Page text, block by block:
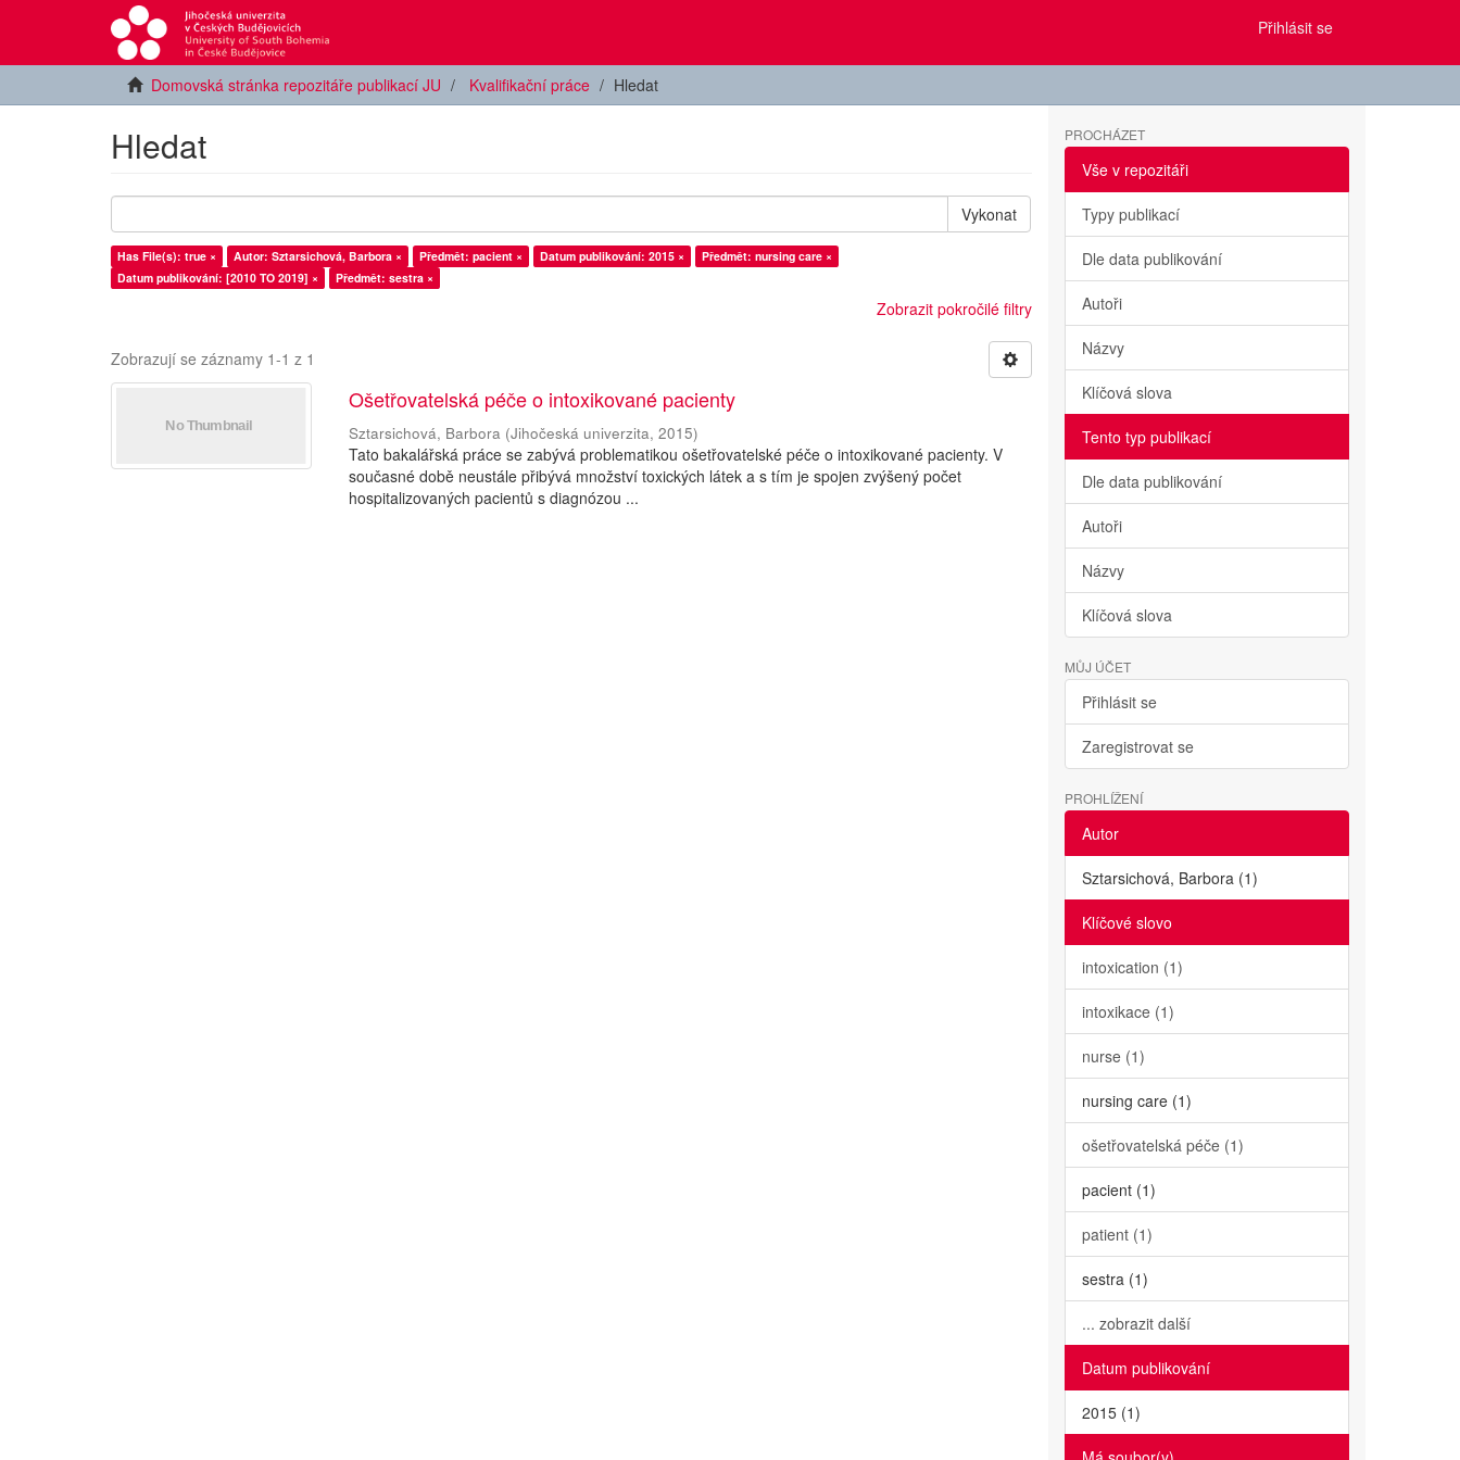
Přihlásit se
Domovská stránka repozitáře publikací JU Kvalifikační práce Hledat
Hledat
Vykonat
Has File(s): true × Autor: Sztarsichová, Barbora × Předmět: pacient × Datum publikování: 2015 ×
Předmět: nursing care ×
Datum publikování: [2010 TO 2019] ×
Předmět: sestra ×
Zobrazit pokročilé filtry
Zobrazují se záznamy 1-1 z 1
Ošetřovatelská péče o intoxikované pacienty
Sztarsichová, Barbora (Jihočeská univerzita,2015)
Tato bakalářská práce se zabývá problematikou ošetřovatelské péče o intoxikované pacienty. V
současné době neustále přibývá množství toxických látek a s tím je spojen zvýšený počet
hospitalizovaných pacientů s diagnózou ...
PROCHÁZET
Vše v repozitáři
Typy publikací
Dle data publikování
Autoři
Názvy
Klíčová slova
Tento typ publikací
Dle data publikování
Autoři
Názvy
Klíčová slova
MŮJ ÚČET
Přihlásit se
Zaregistrovat se
PROHLÍŽENÍ
Autor
Sztarsichová, Barbora (1)
Klíčové slovo
intoxication (1)
intoxikace (1)
nurse (1)
nursing care (1)
ošetřovatelská péče (1)
pacient (1)
patient (1)
sestra (1)
... zobrazit další
Datum publikování
2015 (1)